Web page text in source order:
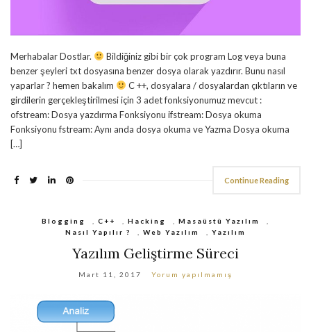
Merhabalar Dostlar.
Bildiğiniz gibi bir çok program Log veya buna
benzer şeyleri txt dosyasına benzer dosya olarak yazdırır. Bunu nasıl
yaparlar ? hemen bakalım
C ++, dosyalara / dosyalardan çıktıların ve
girdilerin gerçekleştirilmesi için 3 adet fonksiyonumuz mevcut :
ofstream: Dosya yazdırma Fonksiyonu ifstream: Dosya okuma
Fonksiyonu fstream: Aynı anda dosya okuma ve Yazma Dosya okuma
[…]
Continue Reading
Blogging C++ Hacking Masaüstü Yazılım
Nasıl Yapılır ?
Web Yazılım Yazılım
Yazılım Geliştirme Süreci
Mart 11, 2017 Yorum yapılmamış